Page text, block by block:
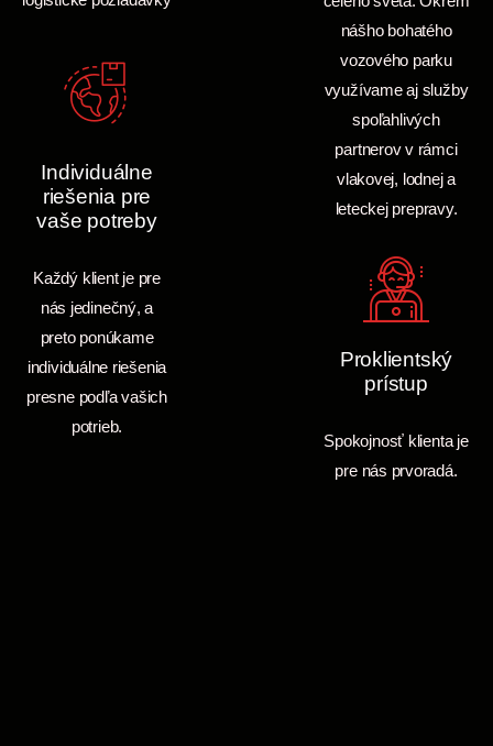
Individuálne
riešenia pre
vaše potreby
Každý klient je pre
nás jedinečný, a
preto ponúkame
individuálne riešenia
presne podľa vašich
potrieb.
nášho bohatého
vozového parku
využívame aj služby
spoľahlivých
partnerov v rámci
vlakovej, lodnej a
leteckej prepravy.
Proklientský
prístup
Spokojnosť klienta je
pre nás prvoradá.